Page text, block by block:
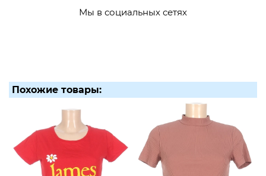
Мы в социальных сетях
Похожие товары: